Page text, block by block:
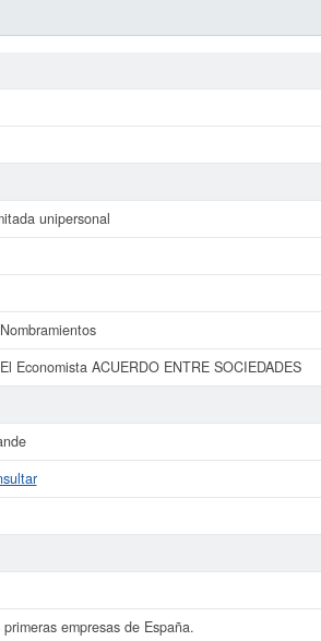
unipersonal
Economista ACUERDO ENTRE SOCIEDADES
primeras empresas de España.